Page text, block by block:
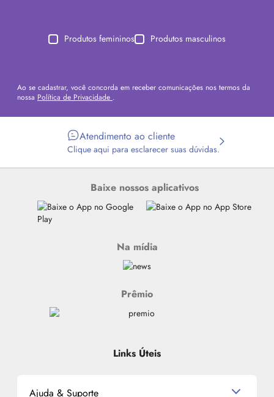
Produtos femininos Produtos masculinos
Ao se cadastrar, você concorda em receber comunicações nos termos da
nossa Política de Privacidade .
Atendimento ao cliente
Clique aqui para esclarecer suas dúvidas.
Baixe nossos aplicativos
Na mídia
Prêmio
Links Úteis
Ajuda & Suporte